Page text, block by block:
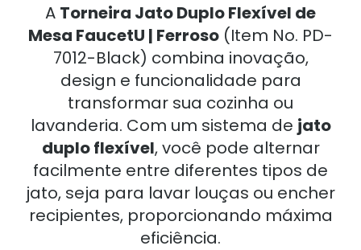
A Torneira Jato Duplo Flexível de
Mesa FaucetU | Ferroso (Item No. PD-
7012-Black) combina inovação,
design e funcionalidade para
transformar sua cozinha ou
lavanderia. Com um sistema de jato
duplo flexível, você pode alternar
facilmente entre diferentes tipos de
jato, seja para lavar louças ou encher
recipientes, proporcionando máxima
eficiência.